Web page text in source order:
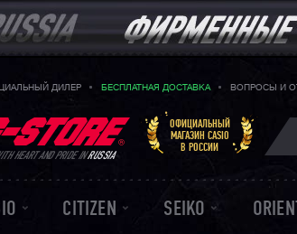
ДИЛЕР БЕСПЛАТНАЯ ДОСТАВКА ВОПРОСЫ И
HEART AND PRIDE INRUSSIA
ОФИЦИАЛЬНЫЙ
МАГАЗИН CASIO
В РОССИИ
CITIZEN SEIKO ORIENT